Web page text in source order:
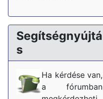
Segítségnyújtá
s
Ha kérdése van,
a fórumban